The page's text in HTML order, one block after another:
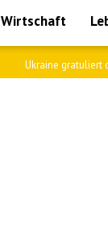
Wirtschaft
Türk: